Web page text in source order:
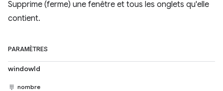
Supprime (ferme) une fenêtre et tous les onglets qu'elle
contient.
PARAMÈTRES
windowId
nombre